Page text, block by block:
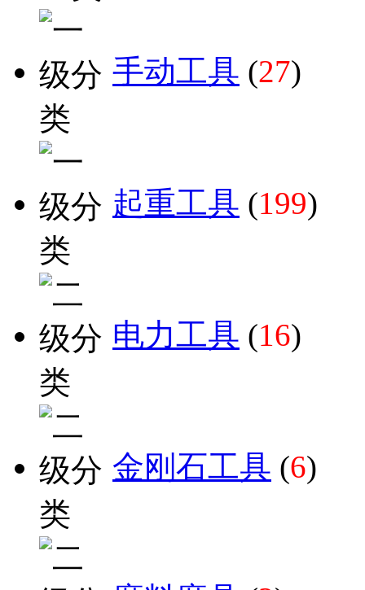
手动工具 (27)
起重工具 (199)
电力工具 (16)
金刚石工具 (6)